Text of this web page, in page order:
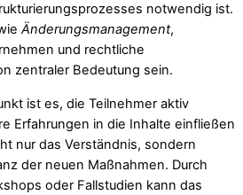
notwendig ist.
Änderungsmanagement,
und rechtliche
zentraler Bedeutung sein.
ist es, die Teilnehmer aktiv
Erfahrungen in die Inhalte einfließen
nur das Verständnis, sondern
der neuen Maßnahmen. Durch
oder Fallstudien kann das